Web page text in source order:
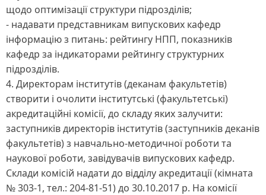
щодо оптимізації структури підрозділів;
- надавати представникам випускових кафедр
інформацію з питань: рейтингу НПП, показників
кафедр за індикаторами рейтингу структурних
підрозділів.
4. Директорам інститутів (деканам факультетів)
створити і очолити інститутські (факультетські)
акредитаційні комісії, до складу яких залучити:
заступників директорів інститутів (заступників деканів
факультетів) з навчально-методичної роботи та
наукової роботи, завідувачів випускових кафедр.
Склади комісій надати до відділу акредитації (кімната
№ 303-1, тел.: 204-81-51) до 30.10.2017 р. На комісії